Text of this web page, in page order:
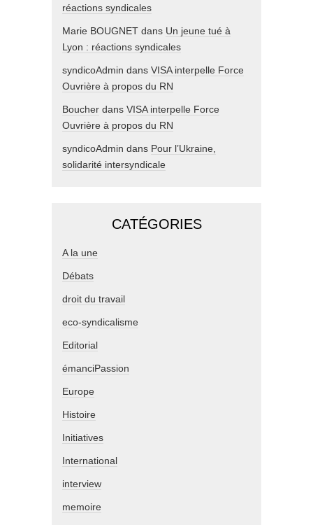
réactions syndicales
Marie BOUGNET dans Un jeune tué à
Lyon : réactions syndicales
syndicoAdmin dans VISA interpelle Force
Ouvrière à propos du RN
Boucher dans VISA interpelle Force
Ouvrière à propos du RN
syndicoAdmin dans Pour l’Ukraine,
solidarité intersyndicale
CATÉGORIES
A la une
Débats
droit du travail
eco-syndicalisme
Editorial
émanciPassion
Europe
Histoire
Initiatives
International
interview
memoire